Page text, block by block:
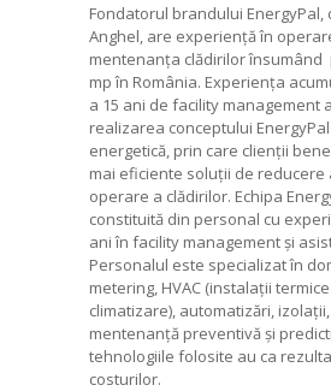
Fondatorul brandului EnergyPal,
Anghel, are experiență în
mentenanța clădirilor însumând
mp în România. Experiența
a 15 ani de facility management
realizarea conceptului
energetică, prin care clienții
mai eficiente soluții de reducere
operare a clădirilor. Echipa
constituită din personal cu
ani în facility management și
Personalul este specializat în
metering, HVAC (instalații
climatizare), automatizări,
mentenanță preventivă și
tehnologiile folosite au ca
costurilor.